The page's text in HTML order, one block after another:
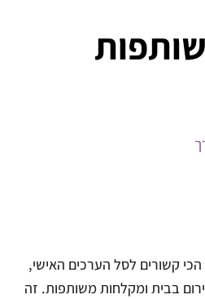
קשורים לסל הערכים האישי,
בבית ומקלחות משותפות. זה